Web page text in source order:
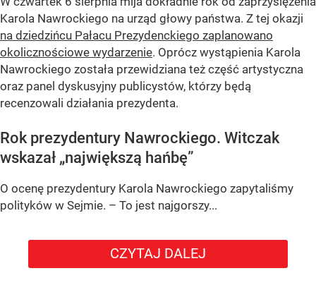
Karola Nawrockiego na urząd głowy państwa. Z tej okazji
na dziedzińcu Pałacu Prezydenckiego zaplanowano
okolicznościowe wydarzenie. Oprócz wystąpienia Karola
Nawrockiego została przewidziana też część artystyczna
oraz panel dyskusyjny publicystów, którzy będą
recenzowali działania prezydenta.
Rok prezydentury Nawrockiego. Witczak
wskazał „największą hańbę”
O ocenę prezydentury Karola Nawrockiego zapytaliśmy
polityków w Sejmie. – To jest najgorszy...
CZYTAJ DALEJ